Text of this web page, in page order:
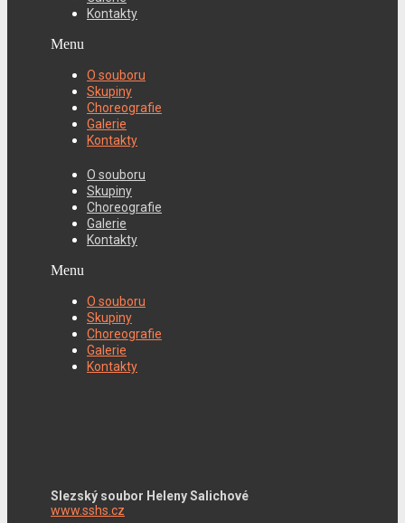
Kontakty
Menu
O souboru
Skupiny
Choreografie
Galerie
Kontakty
O souboru
Skupiny
Choreografie
Galerie
Kontakty
Menu
O souboru
Skupiny
Choreografie
Galerie
Kontakty
Slezský soubor Heleny Salichové
www.sshs.cz